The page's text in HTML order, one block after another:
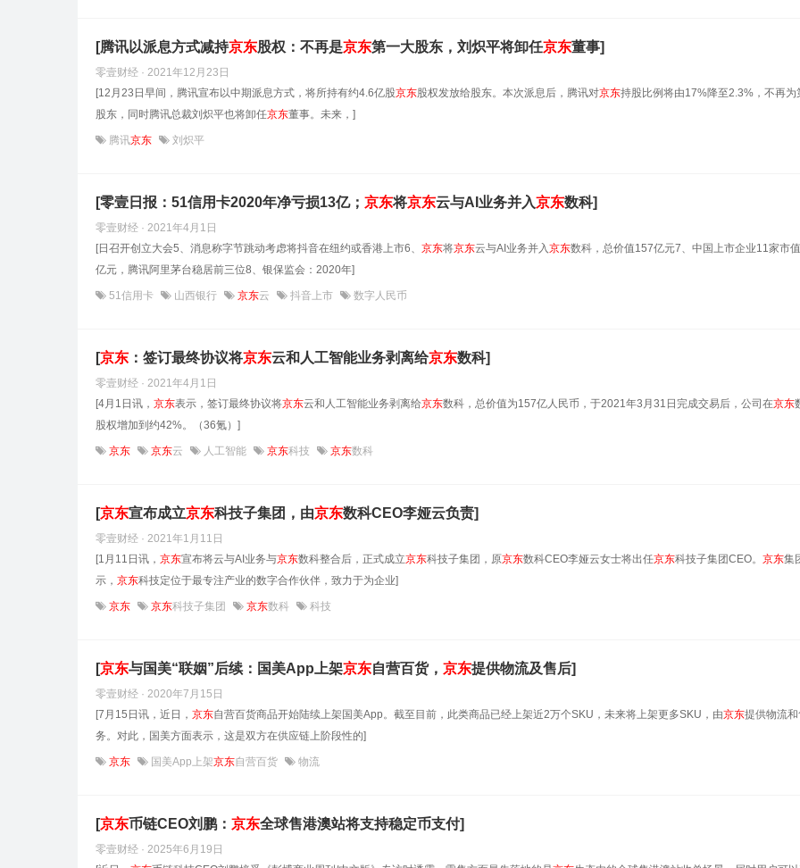
[腾讯以派息方式减持京东股权：不再是京东第一大股东，刘炽平将卸任京东董事]
零壹财经 · 2021年12月23日
[12月23日早间，腾讯宣布以中期派息方式，将所持有约4.6亿股京东股权发放给股东。本次派息后，腾讯对京东持股比例将由17%降至2.3%，不再为
股东，同时腾讯总裁刘炽平也将卸任京东董事。未来，]
腾讯京东 刘炽平
[零壹日报：51信用卡2020年净亏损13亿； 京东将京东云与AI业务并入京东数科]
零壹财经 · 2021年4月1日
[日召开创立大会5、消息称字节跳动考虑将抖音在纽约或香港上市6、 京东将京东云与AI业务并入京东数科，总价值157亿元7、中国上市企业11家市
亿元，腾讯阿里茅台稳居前三位8、银保监会：2020年]
51信用卡 山西银行 京东云 抖音上市 数字人民币
[京东 ：签订最终协议将京东云和人工智能业务剥离给京东数科]
零壹财经 · 2021年4月1日
[4月1日讯， 京东表示，签订最终协议将京东云和人工智能业务剥离给京东数科，总价值为157亿人民币，于2021年3月31日完成交易后，公司在京东
股权增加到约42%。（36氪）]
京东 京东云 人工智能 京东科技 京东数科
[京东宣布成立京东科技子集团，由京东数科CEO李娅云负责]
零壹财经 · 2021年1月11日
[1月11日讯， 京东宣布将云与AI业务与京东数科整合后，正式成立京东科技子集团，原京东数科CEO李娅云女士将出任京东科技子集团CEO。 京东集
示， 京东科技定位于最专注产业的数字合作伙伴，致力于为企业]
京东 京东科技子集团 京东数科 科技
[京东与国美“联姻”后续：国美App上架京东自营百货， 京东提供物流及售后]
零壹财经 · 2020年7月15日
[7月15日讯，近日， 京东自营百货商品开始陆续上架国美App。截至目前，此类商品已经上架近2万个SKU，未来将上架更多SKU，由京东提供物流
务。对此，国美方面表示，这是双方在供应链上阶段性的]
京东 国美App上架京东自营百货 物流
[京东币链CEO刘鹏： 京东全球售港澳站将支持稳定币支付]
零壹财经 · 2025年6月19日